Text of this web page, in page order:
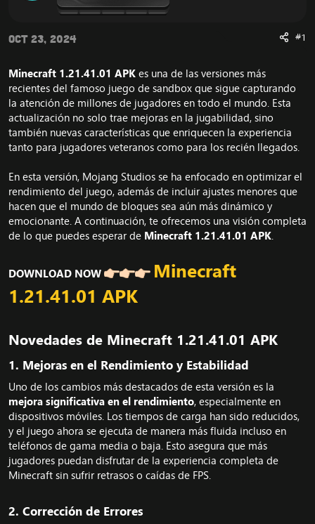
t
e
e
Oct 23, 2024 #1
Minecraft 1.21.41.01 APKes una de las versiones más
recientes del famoso juego de sandbox que sigue capturando
la atención de millones de jugadores en todo el mundo. Esta
actualización no solo trae mejoras en la jugabilidad, sino
también nuevas características que enriquecen la experiencia
tanto para jugadores veteranos como para los recién llegados.
En esta versión, Mojang Studios se ha enfocado en optimizar el
rendimiento del juego, además de incluir ajustes menores que
hacen que el mundo de bloques sea aún más dinámico y
emocionante. A continuación, te ofrecemos una visión completa
de lo que puedes esperar de Minecraft 1.21.41.01 APK.
DOWNLOAD NOW
Minecraft
1.21.41.01 APK
Novedades de Minecraft 1.21.41.01 APK​
1. Mejoras en el Rendimiento y Estabilidad
Uno de los cambios más destacados de esta versión es la
mejora significativa en el rendimiento, especialmente en
dispositivos móviles. Los tiempos de carga han sido reducidos,
y el juego ahora se ejecuta de manera más fluida incluso en
teléfonos de gama media o baja. Esto asegura que más
jugadores puedan disfrutar de la experiencia completa de
Minecraft sin sufrir retrasos o caídas de FPS.
2. Corrección de Errores